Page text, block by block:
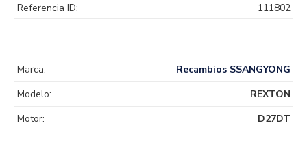
Referencia ID:
111802
Marca:
Recambios SSANGYONG
Modelo:
REXTON
Motor:
D27DT